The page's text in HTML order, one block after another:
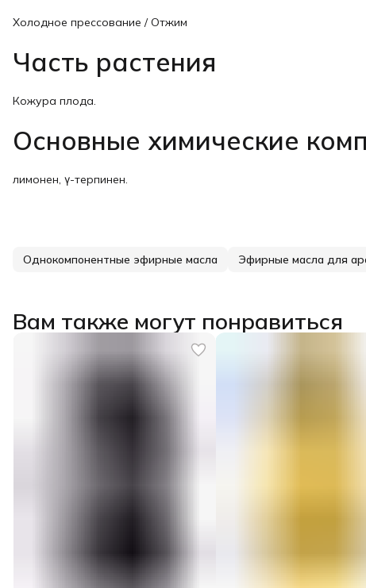
Холодное прессование / Отжим
Часть растения
Кожура плода.
Основные химические
лимонен, γ-терпинен.
Однокомпонентные эфирные масла Эфирные масла для
Вам также могут понравиться